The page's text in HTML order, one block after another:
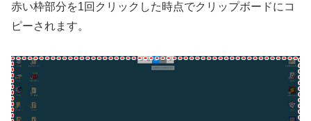
赤い枠部分を1回クリックした時点でクリップボードにコ
ピーされます。